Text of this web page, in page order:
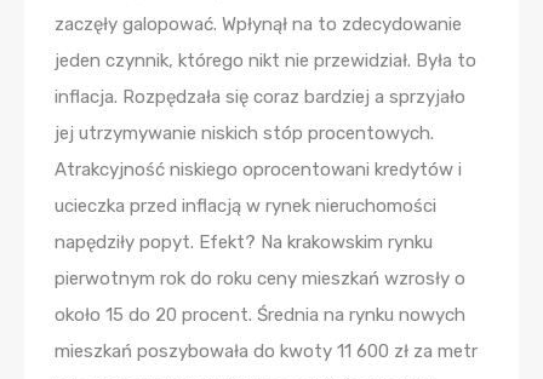
zaczęły galopować. Wpłynął na to zdecydowanie
jeden czynnik, którego nikt nie przewidział. Była to
inflacja. Rozpędzała się coraz bardziej a sprzyjało
jej utrzymywanie niskich stóp procentowych.
Atrakcyjność niskiego oprocentowani kredytów i
ucieczka przed inflacją w rynek nieruchomości
napędziły popyt. Efekt? Na krakowskim rynku
pierwotnym rok do roku ceny mieszkań wzrosły o
około 15 do 20 procent. Średnia na rynku nowych
mieszkań poszybowała do kwoty 11 600 zł za metr